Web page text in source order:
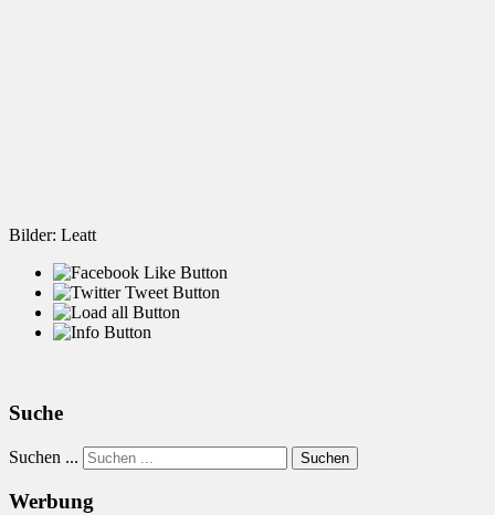
Bilder: Leatt
Suche
Suchen ... Suchen
Werbung